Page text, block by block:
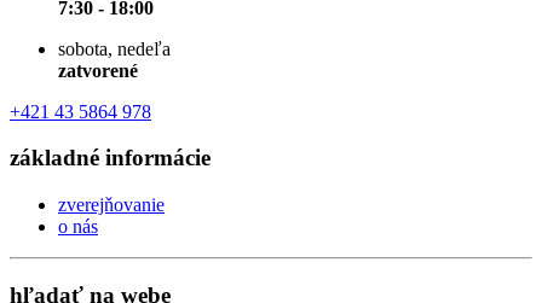
7:30 - 18:00
sobota, nedeľa
zatvorené
+421 43 5864 978
základné informácie
zverejňovanie
o nás
hľadať na webe